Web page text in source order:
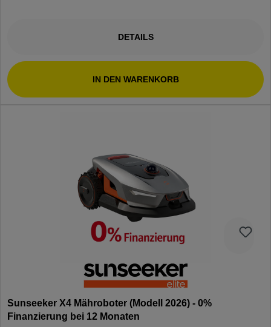
DETAILS
IN DEN WARENKORB
Sunseeker X4 Mähroboter (Modell 2026) - 0%
Finanzierung bei 12 Monaten